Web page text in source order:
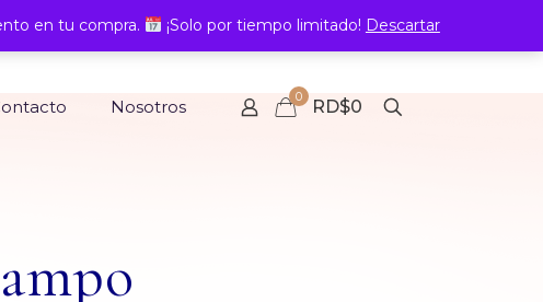
Nosotros 0 RD$0
en tu compra. ¡Solo por tiempo limitado! Descartar